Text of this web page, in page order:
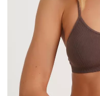
Бесшовные леггинсы из
микрофибры LEGGINGS
02 (черный) Giulia
552 грн.
789 грн.